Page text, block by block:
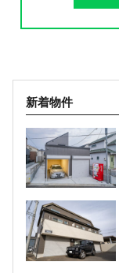
新着物件